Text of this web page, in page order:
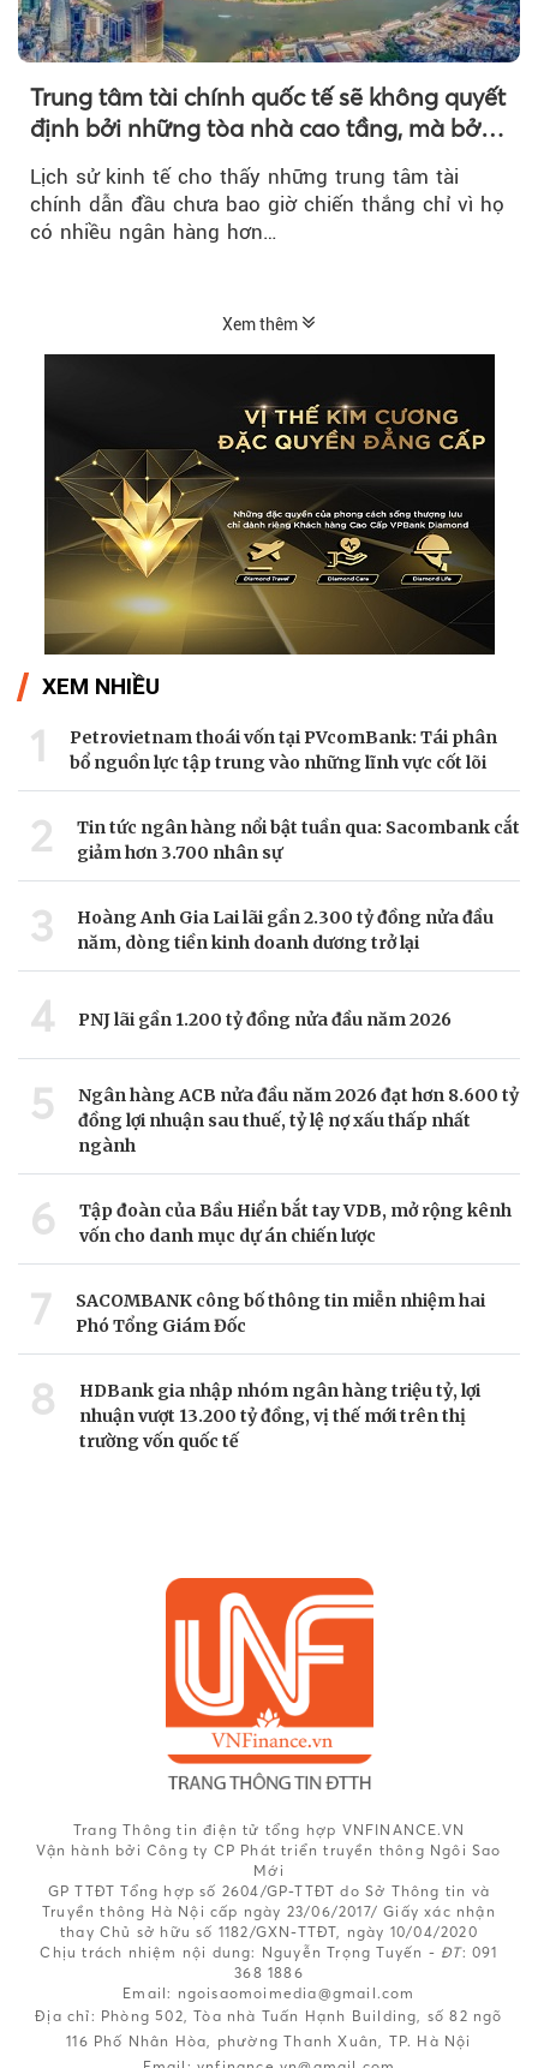
Trung tâm tài chính quốc tế sẽ không quyết
định bởi những tòa nhà cao tầng, mà bởi
hạ tầng kinh tế phía sau
Lịch sử kinh tế cho thấy những trung tâm tài
chính dẫn đầu chưa bao giờ chiến thắng chỉ vì họ
có nhiều ngân hàng hơn…
Xem thêm
XEM NHIỀU
1
Petrovietnam thoái vốn tại PVcomBank: Tái phân
bổ nguồn lực tập trung vào những lĩnh vực cốt lõi
2
Tin tức ngân hàng nổi bật tuần qua: Sacombank cắt
giảm hơn 3.700 nhân sự
3
Hoàng Anh Gia Lai lãi gần 2.300 tỷ đồng nửa đầu
năm, dòng tiền kinh doanh dương trở lại
4 PNJ lãi gần 1.200 tỷ đồng nửa đầu năm 2026
5
Ngân hàng ACB nửa đầu năm 2026 đạt hơn 8.600 tỷ
đồng lợi nhuận sau thuế, tỷ lệ nợ xấu thấp nhất
ngành
6
Tập đoàn của Bầu Hiển bắt tay VDB, mở rộng kênh
vốn cho danh mục dự án chiến lược
7
SACOMBANK công bố thông tin miễn nhiệm hai
Phó Tổng Giám Đốc
8
HDBank gia nhập nhóm ngân hàng triệu tỷ, lợi
nhuận vượt 13.200 tỷ đồng, vị thế mới trên thị
trường vốn quốc tế
Trang Thông tin điện tử tổng hợp VNFINANCE.VN
Vận hành bởi Công ty CP Phát triển truyền thông Ngôi Sao
Mới
GP TTĐT Tổng hợp số 2604/GP-TTĐT do Sở Thông tin và
Truyền thông Hà Nội cấp ngày 23/06/2017/ Giấy xác nhận
thay Chủ sở hữu số 1182/GXN-TTĐT, ngày 10/04/2020
Chịu trách nhiệm nội dung: Nguyễn Trọng Tuyến - ĐT: 091
368 1886
Email: ngoisaomoimedia@gmail.com
Địa chỉ: Phòng 502, Tòa nhà Tuấn Hạnh Building, số 82 ngõ
116 Phố Nhân Hòa, phường Thanh Xuân, TP. Hà Nội